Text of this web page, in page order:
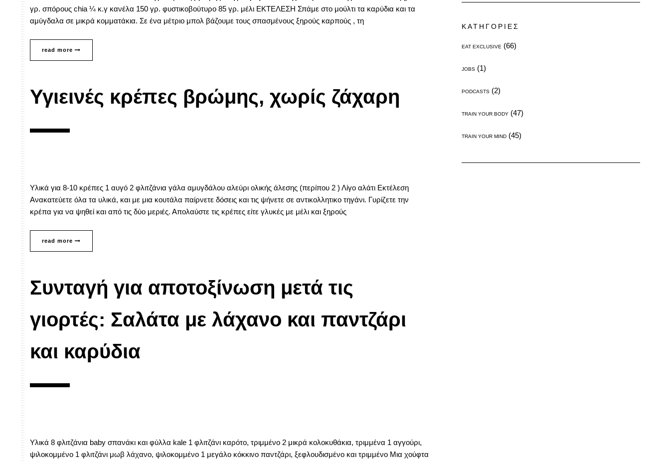
γρ. σπόρους chia ¼ κ.γ κανέλα 150 γρ. φυστικοβούτυρο 85 γρ. μέλι ΕΚΤΕΛΕΣΗ Σπάμε στο μούλτι τα καρύδια και τα
αμύγδαλα σε μικρά κομματάκια. Σε ένα μέτριο μπολ βάζουμε τους σπασμένους ξηρούς καρπούς , τη
read more
Υγιεινές κρέπες βρώμης, χωρίς ζάχαρη
Yλικά για 8-10 κρέπες 1 αυγό 2 φλιτζάνια γάλα αμυγδάλου αλεύρι ολικής άλεσης (περίπου 2 ) Λίγο αλάτι Εκτέλεση
Ανακατεύετε όλα τα υλικά, και με μια κουτάλα παίρνετε δόσεις και τις ψήνετε σε αντικολλητικο τηγάνι. Γυρίζετε την
κρέπα για να ψηθεί και από τις δύο μεριές. Απολαύστε τις κρέπες είτε γλυκές με μέλι και ξηρούς
read more
Συνταγή για αποτοξίνωση μετά τις
γιορτές: Σαλάτα με λάχανο και παντζάρι
και καρύδια
Υλικά 8 φλιτζάνια baby σπανάκι και φύλλα kale 1 φλιτζάνι καρότο, τριμμένο 2 μικρά κολοκυθάκια, τριμμένα 1 αγγούρι,
ψιλοκομμένο 1 φλιτζάνι μωβ λάχανο, ψιλοκομμένο 1 μεγάλο κόκκινο παντζάρι, ξεφλουδισμένο και τριμμένο Μια χούφτα
ΚΑΤΗΓΟΡΙΕΣ
EAT EXCLUSIVE (66)
JOBS (1)
PODCASTS (2)
TRAIN YOUR BODY (47)
TRAIN YOUR MIND (45)